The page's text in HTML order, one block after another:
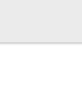
talentów, ale też